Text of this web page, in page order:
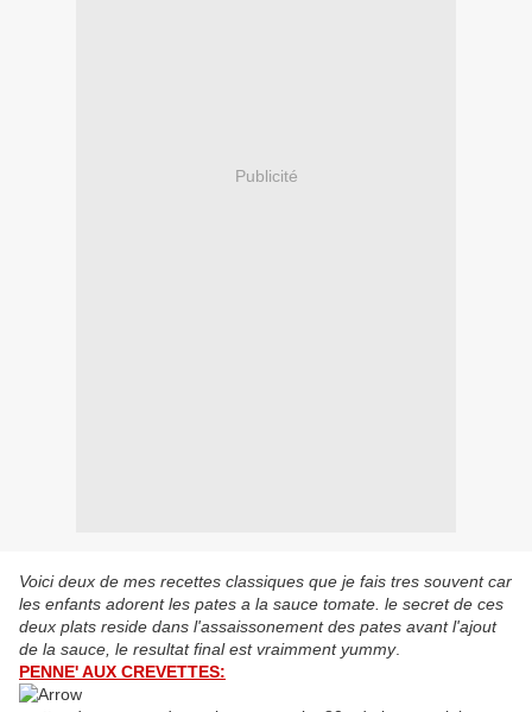
Publicité
Voici deux de mes recettes classiques que je fais tres souvent car
les enfants adorent les pates a la sauce tomate. le secret de ces
deux plats reside dans l'assaissonement des pates avant l'ajout
de la sauce, le resultat final est vraimment yummy.
PENNE' AUX CREVETTES: